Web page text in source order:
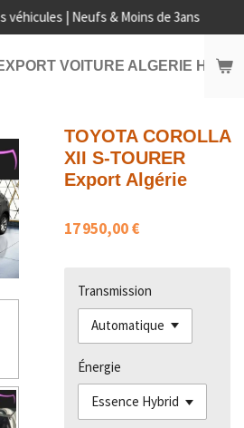
VOITURE ALGERIE HORS
véhicules | Neufs & Moins de 3ans
TOYOTA COROLLA
XII S-TOURER
Export Algérie
17 950,00 €
Transmission
Énergie